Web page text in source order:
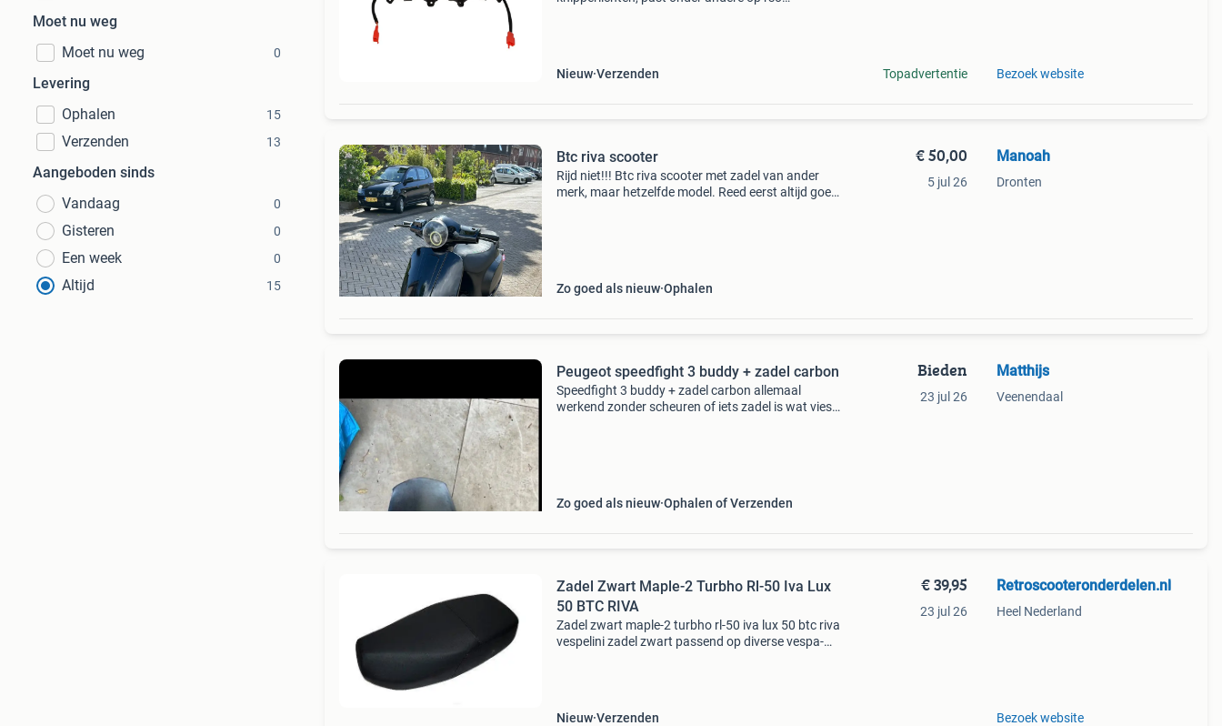
Moet nu weg
Moet nu weg
0
Levering
Ophalen
15
Verzenden 13
Aangeboden sinds
Vandaag
0
Gisteren 0
Een week 0
Altijd 15
Nieuw Verzenden Topadvertentie Bezoek website
Btc riva scooter
Rijd niet!!! Btc riva scooter met zadel van ander
merk, maar hetzelfde model. Reed eerst altijd goed
Zo goed als nieuw Ophalen
€ 50,00
5 jul 26
Manoah
Dronten
Peugeot speedfight 3 buddy + zadel carbon
Speedfight 3 buddy + zadel carbon allemaal
werkend zonder scheuren of iets zadel is wat vies
Zo goed als nieuw Ophalen of Verzenden
Bieden
23 jul 26
Matthijs
Veenendaal
Zadel Zwart Maple-2 Turbho Rl-50 Iva Lux
50 BTC RIVA
Zadel zwart maple-2 turbho rl-50 iva lux 50 btc riva
vespelini zadel zwart passend op diverse vespa-
Nieuw Verzenden
€ 39,95
23 jul 26
Retroscooteronderdelen.nl
Heel Nederland
Bezoek website